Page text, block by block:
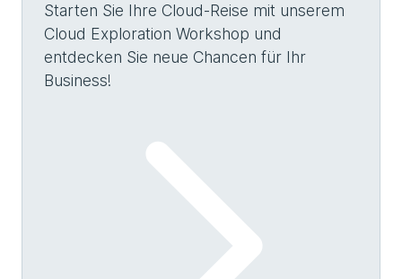
Starten Sie Ihre Cloud-Reise mit unserem
Cloud Exploration Workshop und
entdecken Sie neue Chancen für Ihr
Business!